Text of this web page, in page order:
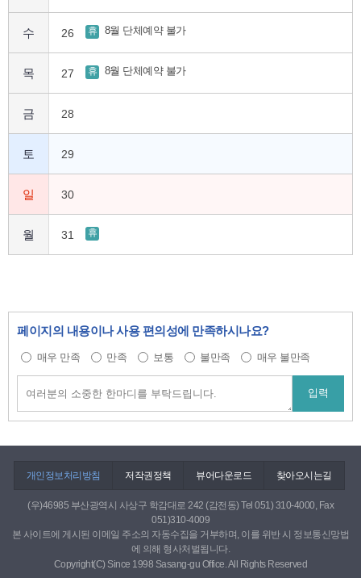
수 26 휴 8월 단체예약 불가
목 27 휴 8월 단체예약 불가
금 28
토 29
일 30
월 31 휴
페이지의 내용이나 사용 편의성에 만족하시나요?
매우 만족 만족 보통 불만족 매우 불만족
개인정보처리방침 저작권정책 뷰어다운로드 찾아오시는길
(우)46985 부산광역시 사상구 학감대로 242 (감전동) Tel 051) 310-4000, Fax
051)310-4009
본 사이트에 게시된 이메일 주소의 자동수집을 거부하며, 이를 위반 시 정보통신망법
에 의해 형사처벌됩니다.
Copyright(C) Since 1998 Sasang-gu Office. All Rights Reserved